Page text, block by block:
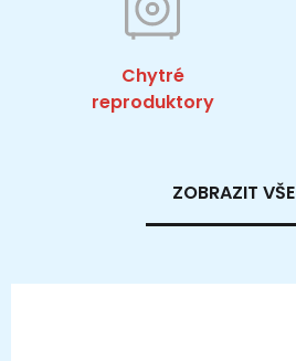
Chytré
reproduktory
ZOBRAZIT VŠE